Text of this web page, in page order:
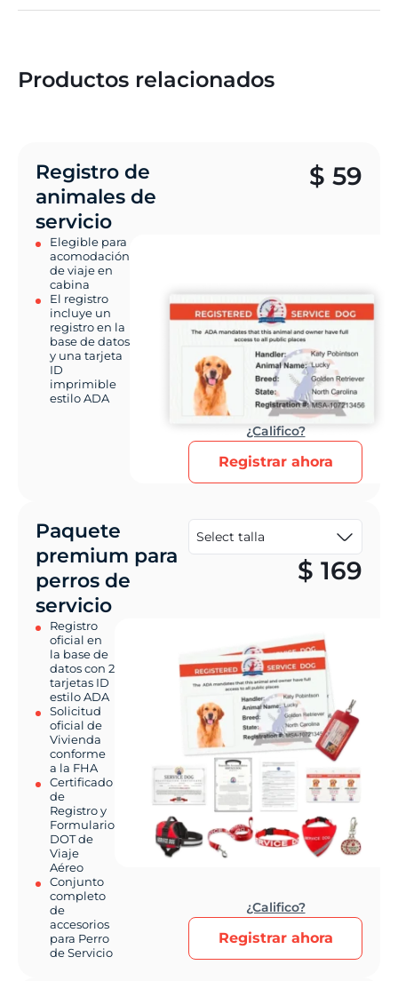
regulaciones de la aerolínea específica.
viaje.
Productos relacionados
Registro de
animales de
servicio
Elegible para
acomodación
de viaje en
cabina
El registro
incluye un
registro en la
base de datos
y una tarjeta
ID
imprimible
estilo ADA
$ 59
¿Califico?
Registrar ahora
Paquete
premium para
perros de
servicio
Registro
oficial en
la base de
datos con 2
tarjetas ID
estilo ADA
Solicitud
oficial de
Vivienda
conforme
a la FHA
Certificado
de
Registro y
Formulario
DOT de
Viaje
Aéreo
Conjunto
completo
de
accesorios
para Perro
de Servicio
$ 169
¿Califico?
Registrar ahora